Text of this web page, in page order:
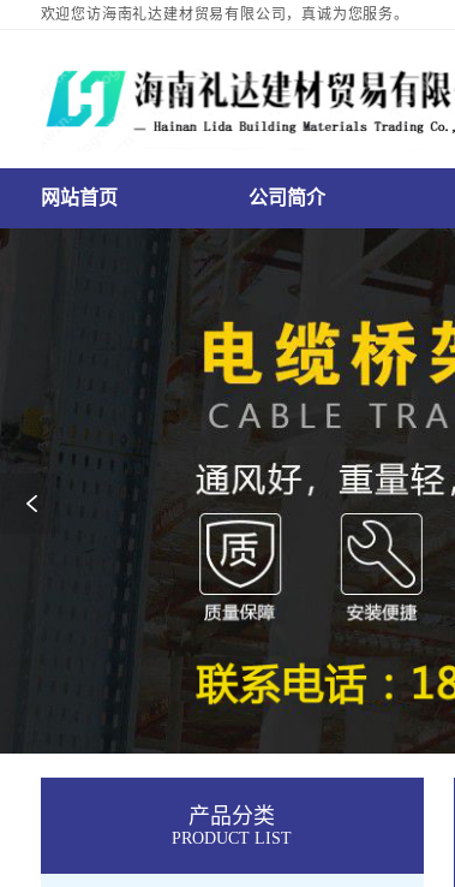
欢迎您访海南礼达建材贸易有限公司，真诚为您服务。
网站首页 公司简介
产品分类
PRODUCT LIST